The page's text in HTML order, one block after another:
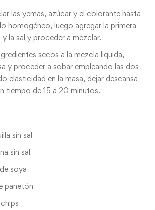
las yemas, azúcar y el colorante hasta
homogéneo, luego agregar la primera
la sal y proceder a mezclar.
secos a la mezcla liquida,
y proceder a sobar empleando las dos
elasticidad en la masa, dejar descansa
tiempo de 15 a 20 minutos.
sin sal
sin sal
soya
de panetón